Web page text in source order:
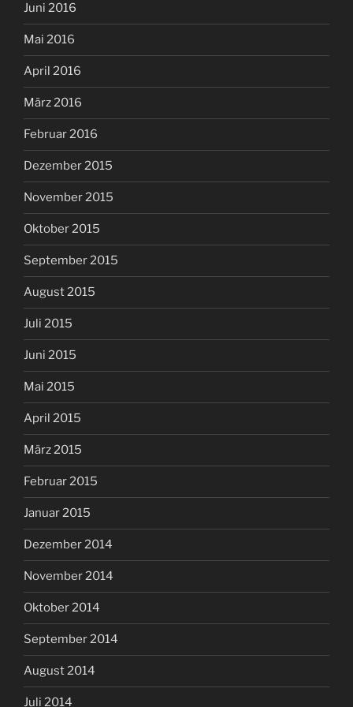
Juni 2016
Mai 2016
April 2016
März 2016
Februar 2016
Dezember 2015
November 2015
Oktober 2015
September 2015
August 2015
Juli 2015
Juni 2015
Mai 2015
April 2015
März 2015
Februar 2015
Januar 2015
Dezember 2014
November 2014
Oktober 2014
September 2014
August 2014
Juli 2014